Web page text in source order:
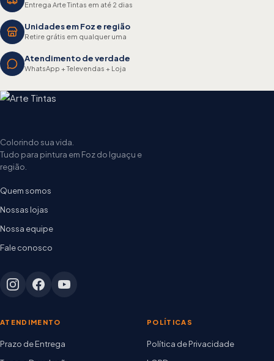
Entrega Arte Tintas em até 2 dias
Unidades em Foz e região
Retire grátis em qualquer uma
Atendimento de verdade
WhatsApp + Televendas + Loja
Colorindo sua vida.
Tudo para pintura em Foz do Iguaçu e
região.
Quem somos
Nossas lojas
Nossa equipe
Fale conosco
ATENDIMENTO
Prazo de Entrega
POLÍTICAS
Política de Privacidade